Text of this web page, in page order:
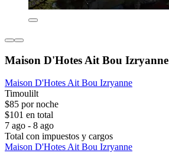
Maison D'Hotes Ait Bou Izryanne
Maison D'Hotes Ait Bou Izryanne
Timoulilt
$85 por noche
$101 en total
7 ago - 8 ago
Total con impuestos y cargos
Maison D'Hotes Ait Bou Izryanne